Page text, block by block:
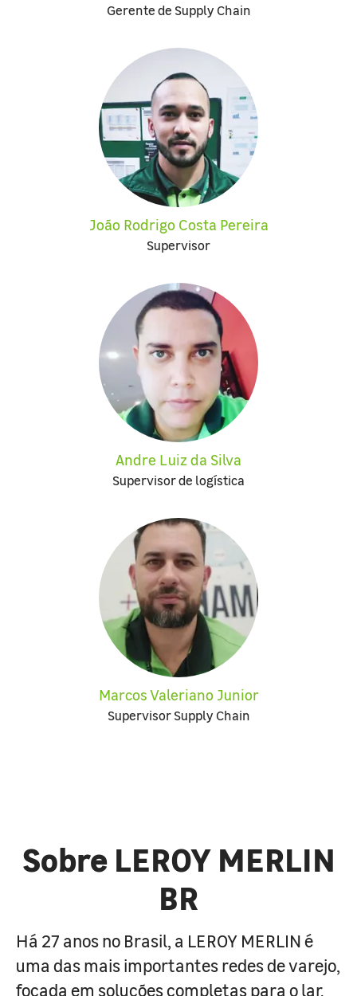
Gerente de Supply Chain
João Rodrigo Costa Pereira
Supervisor
Andre Luiz da Silva
Supervisor de logística
Marcos Valeriano Junior
Supervisor Supply Chain
Sobre LEROY MERLIN
BR
Há 27 anos no Brasil, a LEROY MERLIN é
uma das mais importantes redes de varejo,
focada em soluções completas para o lar.